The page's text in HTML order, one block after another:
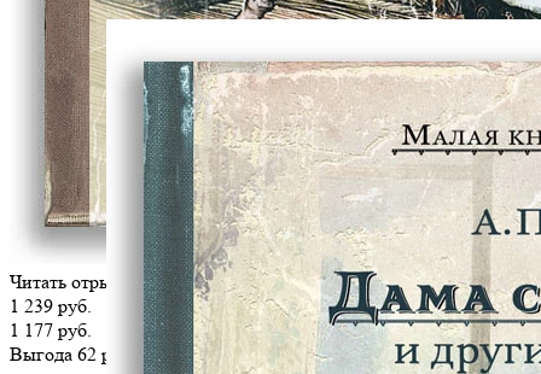
Читать отрывок
1 239 руб.
1 177 руб.
Выгода 62 руб.